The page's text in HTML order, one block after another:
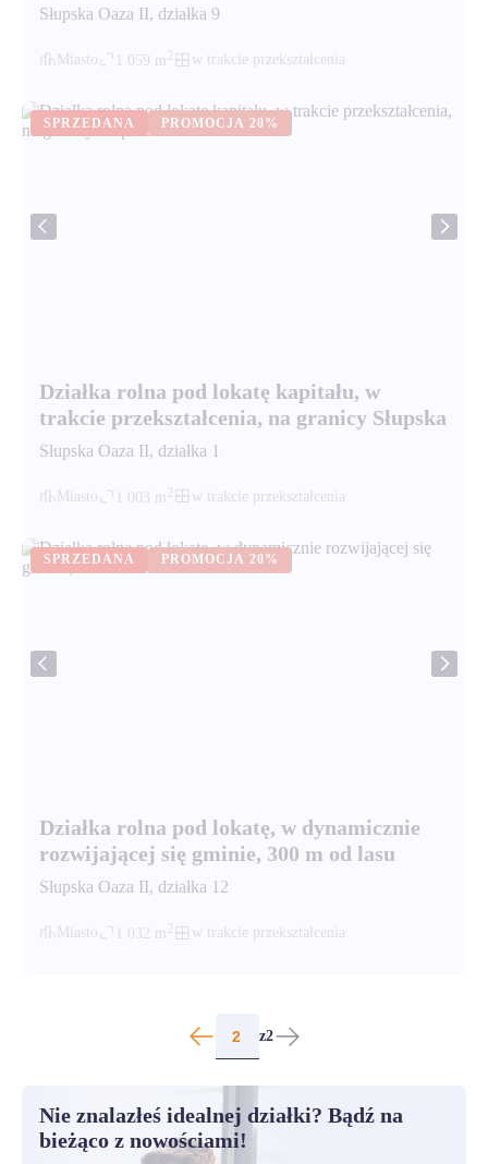
Słupska Oaza II, działka 9
Miasto 1 059 m2 w trakcie przekształcenia
SPRZEDANA PROMOCJA 20%
Działka rolna pod lokatę kapitału, w
trakcie przekształcenia, na granicy Słupska
Słupska Oaza II, działka 1
Miasto 1 003 m2 w trakcie przekształcenia
SPRZEDANA PROMOCJA 20%
Działka rolna pod lokatę, w dynamicznie
rozwijającej się gminie, 300 m od lasu
Słupska Oaza II, działka 12
Miasto 1 032 m2 w trakcie przekształcenia
z2
Nie znalazłeś idealnej działki? Bądź na
bieżąco z nowościami!